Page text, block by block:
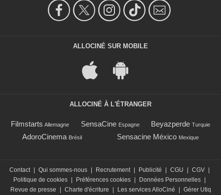
ALLOCINÉ SUR MOBILE
ALLOCINÉ À L'ÉTRANGER
Filmstarts Allemagne SensaCine Espagne Beyazperde Turquie
AdoroCinema Brésil Sensacine México Mexique
Contact | Qui sommes-nous | Recrutement | Publicité | CGU | CGV |
Politique de cookies | Préférences cookies | Données Personnelles |
Revue de presse
| Charte d'écriture | Les services AlloCiné | Gérer Utiq